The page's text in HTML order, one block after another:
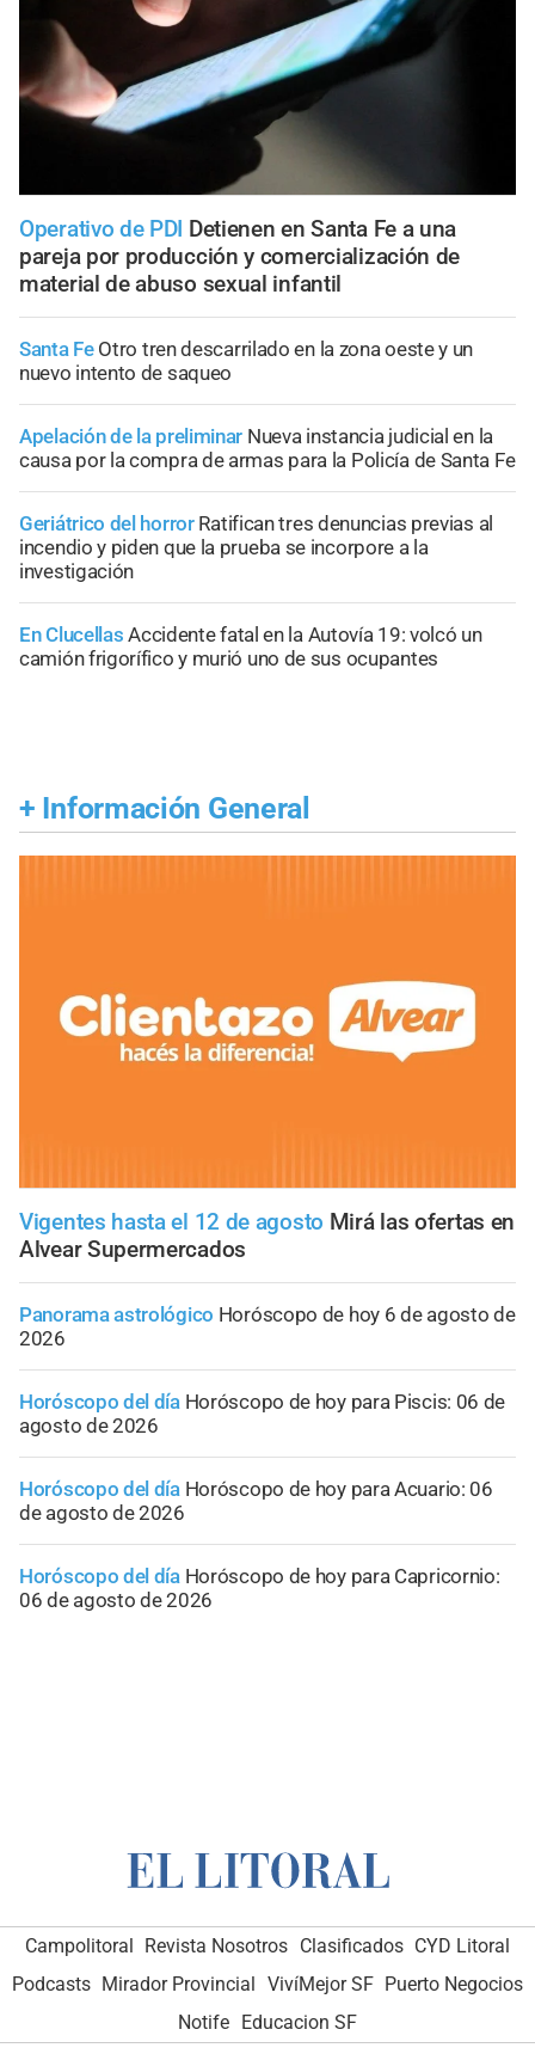
Operativo de PDI Detienen en Santa Fe a una
pareja por producción y comercialización de
material de abuso sexual infantil
Santa Fe Otro tren descarrilado en la zona oeste y un
nuevo intento de saqueo
Apelación de la preliminar Nueva instancia judicial en la
causa por la compra de armas para la Policía de Santa Fe
Geriátrico del horror Ratifican tres denuncias previas al
incendio y piden que la prueba se incorpore a la
investigación
En Clucellas Accidente fatal en la Autovía 19: volcó un
camión frigorífico y murió uno de sus ocupantes
+ Información General
Vigentes hasta el 12 de agosto Mirá las ofertas en
Alvear Supermercados
Panorama astrológico Horóscopo de hoy 6 de agosto de
2026
Horóscopo del día Horóscopo de hoy para Piscis: 06 de
agosto de 2026
Horóscopo del día Horóscopo de hoy para Acuario: 06
de agosto de 2026
Horóscopo del día Horóscopo de hoy para Capricornio:
06 de agosto de 2026
Campolitoral Revista Nosotros Clasificados CYD Litoral
Podcasts Mirador Provincial VivíMejor SF Puerto Negocios
Notife Educacion SF